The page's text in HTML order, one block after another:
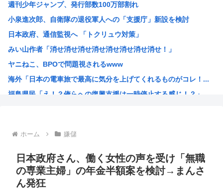
ゼレンスキー大統領、対日外交に不満か…大使らへ強化指示
【画像】椎名林檎（38）「チュートリアル徳井と対談か…ち...
【画像】木村沙織(39)の最新お●ぱいがガチでヤベえええ...
今日ガストで胸糞悪いことがあった→…カップルとバトルして...
【画像】“ルフィ”強盗事件、幹部の男に懲役20年の有罪判...
【悲報】医者「娘さん、ダウン症です」キラキラ女さん「人生...
週刊少年ジャンプ、発行部数100万部割れ
小泉進次郎、自衛隊の退役軍人への「支援庁」新設を検討
日本政府、通信監視へ 「トクリュウ対策」
みい山作者「消せ消せ消せ消せ消せ消せ消せ消せ！」
ヤニねこ、BPOで問題視されるwww
海外「日本の電車旅で最高に気分を上げてくれるものがコレ！...
福島県民「え！？俺らへの復興支援は一時停止する感じ！？」...
ガンダムSEEDの新台パチ●コ、またコケるwww
高市早苗熊本視察PVを映像ディレクターが本気で分析した結...
みいちゃんのモデルになった人は性格がいいらしい。
来週のハンターハンタータイソンとツベッパ王子TSK17に...
ホーム 嫌儲
日本政府さん、働く女性の声を受け「無職
の専業主婦」の年金半額案を検討→まんさ
ん発狂